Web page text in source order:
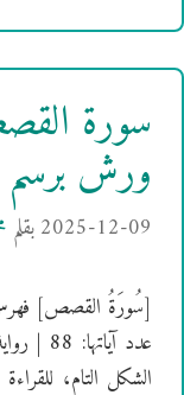
سورة
ورش
2025-12-09بقلم
عدد
الشكل التام،